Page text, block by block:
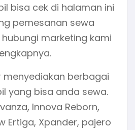
bisa cek di halaman ini
pemesanan sewa
marketing kami
menyediakan berbagai
yang bisa anda sewa.
Innova Reborn,
Ertiga, Xpander, pajero